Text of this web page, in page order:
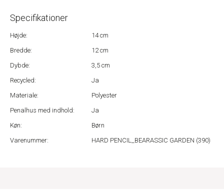
Specifikationer
Højde:
14 cm
Bredde:
12 cm
Dybde:
3,5 cm
Recycled:
Ja
Materiale:
Polyester
Penalhus med indhold:
Ja
Køn:
Børn
Varenummer:
HARD PENCIL_BEARASSIC GARDEN (390)